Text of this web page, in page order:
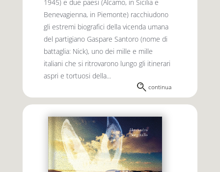
1945) e due paesi (Alcamo, in Sicilia e
Benevagienna, in Piemonte) racchiudono
gli estremi biografici della vicenda umana
del partigiano Gaspare Santoro (nome di
battaglia: Nick), uno dei mille e mille
italiani che si ritrovarono lungo gli itinerari
aspri e tortuosi della...
continua